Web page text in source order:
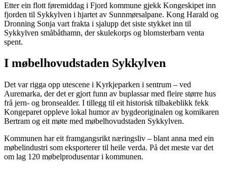
Etter ein flott føremiddag i Fjord kommune gjekk Kongeskipet inn
fjorden til Sykkylven i hjartet av Sunnmørsalpane. Kong Harald og
Dronning Sonja vart frakta i sjalupp det siste stykket inn til
Sykkylven småbåthamn, der skulekorps og blomsterbarn venta
spent.
I møbelhovudstaden Sykkylven
Det var rigga opp utescene i Kyrkjeparken i sentrum – ved
Auremarka, der det er gjort funn av buplassar med fleire større hus
frå jern- og bronsealder. I tillegg til eit historisk tilbakeblikk fekk
Kongeparet oppleve lokal humor av bygdeoriginalen og komikaren
Bertram og eit møte med møbelhovudstaden Sykkylven.
Kommunen har eit framgangsrikt næringsliv – blant anna med ein
møbelindustri som eksporterer til heile verda. På det meste var det
om lag 120 møbelprodusentar i kommunen.